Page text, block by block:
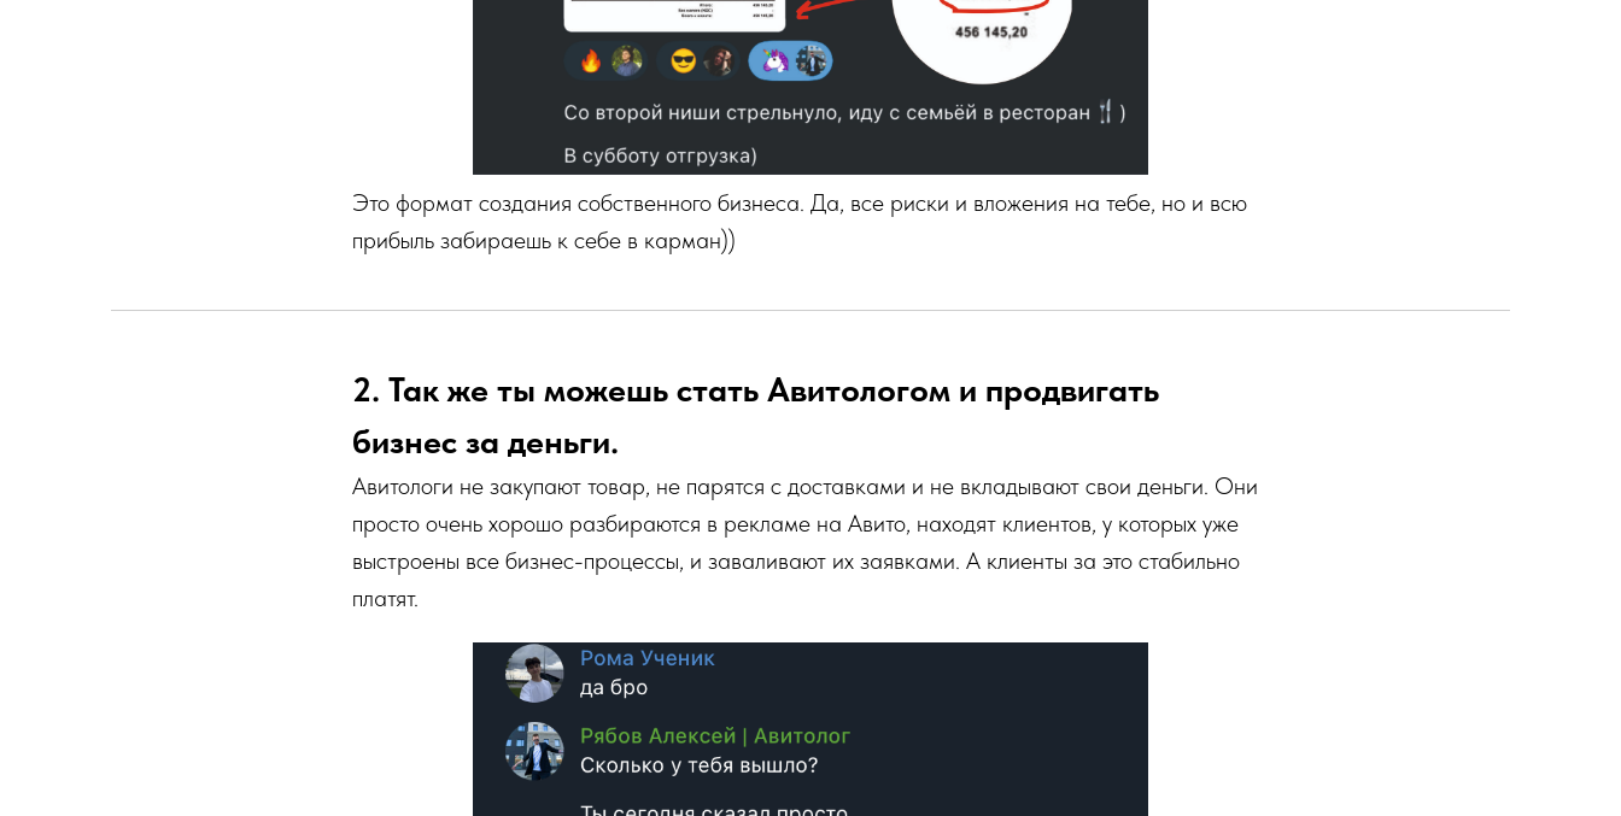
Это формат создания собственного бизнеса. Да, все риски и вложения на тебе, но и всю
прибыль забираешь к себе в карман))
2. Так же ты можешь стать Авитологом и продвигать
бизнес за деньги.
Авитологи не закупают товар, не парятся с доставками и не вкладывают свои деньги. Они
просто очень хорошо разбираются в рекламе на Авито, находят клиентов, у которых уже
выстроены все бизнес-процессы, и заваливают их заявками. А клиенты за это стабильно
платят.